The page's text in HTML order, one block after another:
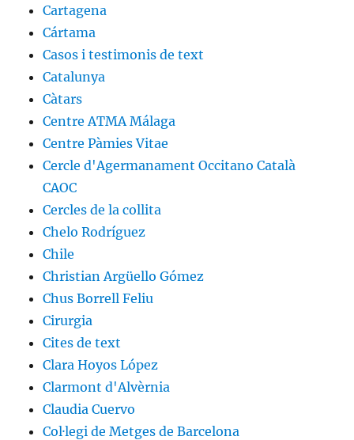
Cartagena
Cártama
Casos i testimonis de text
Catalunya
Càtars
Centre ATMA Málaga
Centre Pàmies Vitae
Cercle d'Agermanament Occitano Català
CAOC
Cercles de la collita
Chelo Rodríguez
Chile
Christian Argüello Gómez
Chus Borrell Feliu
Cirurgia
Cites de text
Clara Hoyos López
Clarmont d'Alvèrnia
Claudia Cuervo
Col·legi de Metges de Barcelona